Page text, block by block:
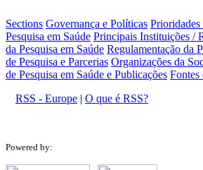
Sections Governança e Políticas Prioridades
Pesquisa em Saúde Principais Instituições /
da Pesquisa em Saúde Regulamentação da
de Pesquisa e Parcerias Organizações da
de Pesquisa em Saúde e Publicações Fontes
RSS - Europe | O que é RSS?
Powered by: